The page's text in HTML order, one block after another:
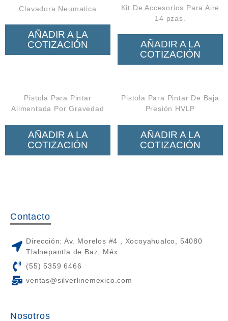
Clavadora Neumatica
AÑADIR A LA
COTIZACIÓN
Kit De Accesorios Para Aire
14 pzas.
AÑADIR A LA
COTIZACIÓN
Pistola Para Pintar
Alimentada Por Gravedad
AÑADIR A LA
COTIZACIÓN
Pistola Para Pintar De Baja
Presión HVLP
AÑADIR A LA
COTIZACIÓN
Contacto
Dirección: Av. Morelos #4 , Xocoyahualco, 54080
Tlalnepantla de Baz, Méx.
(55) 5359 6466
ventas@silverlinemexico.com
Nosotros